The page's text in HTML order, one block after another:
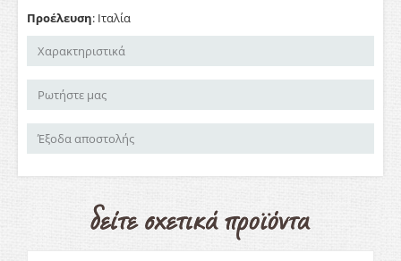
Προέλευση: Ιταλία
Χαρακτηριστικά
Ρωτήστε μας
Έξοδα αποστολής